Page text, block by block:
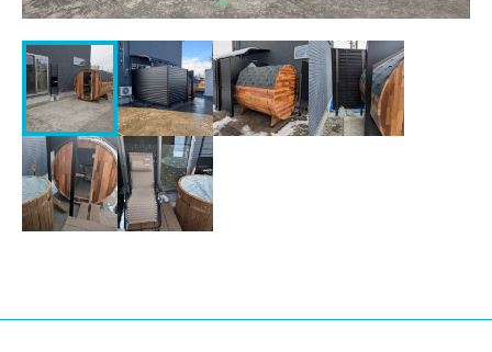
会社情報
お問い合わせ